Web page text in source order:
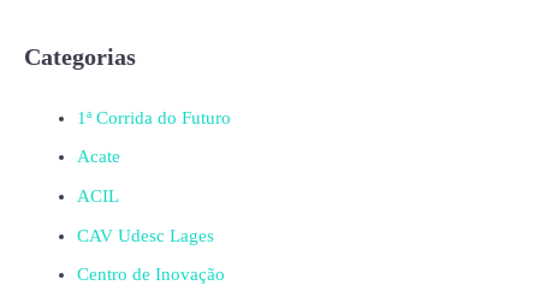
Categorias
1ª Corrida do Futuro
Acate
ACIL
CAV Udesc Lages
Centro de Inovação